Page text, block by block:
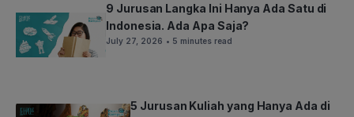
9 Jurusan Langka Ini Hanya Ada Satu di
Indonesia. Ada Apa Saja?
July 27, 2026 • 5 minutes read
5 Jurusan Kuliah yang Hanya Ada di